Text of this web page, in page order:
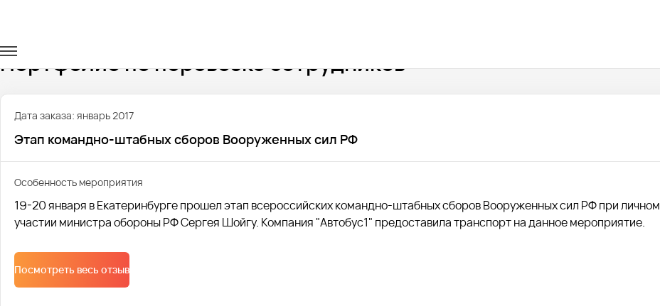
Портфолио по перевозке сотрудников
Дата заказа: январь 2017
Этап командно-штабных сборов Вооруженных сил РФ
Особенность мероприятия
19-20 января в Екатеринбурге прошел этап всероссийских командно-штабных сборов Вооруженных сил РФ при личном
участии министра обороны РФ Сергея Шойгу. Компания "Автобус1" предоставила транспорт на данное мероприятие.
Посмотреть весь отзыв